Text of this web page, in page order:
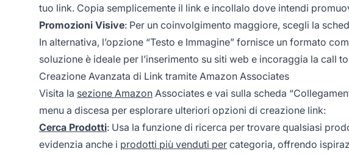
tuo link. Copia semplicemente il link e incollalo dove intendi
Promozioni Visive: Per un coinvolgimento maggiore, scegli la
In alternativa, l’opzione “Testo e Immagine” fornisce un formato
soluzione è ideale per l’inserimento su siti web e incoraggia la call
Creazione Avanzata di Link tramite Amazon Associates
Visita la sezione Amazon Associates e vai sulla scheda
menu a discesa per esplorare ulteriori opzioni di creazione link:
Cerca Prodotti: Usa la funzione di ricerca per trovare qualsiasi
evidenzia anche i prodotti più venduti per categoria, offrendo